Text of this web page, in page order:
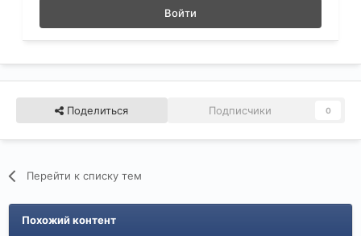
Войти
Поделиться Подписчики 0
Перейти к списку тем
Похожий контент